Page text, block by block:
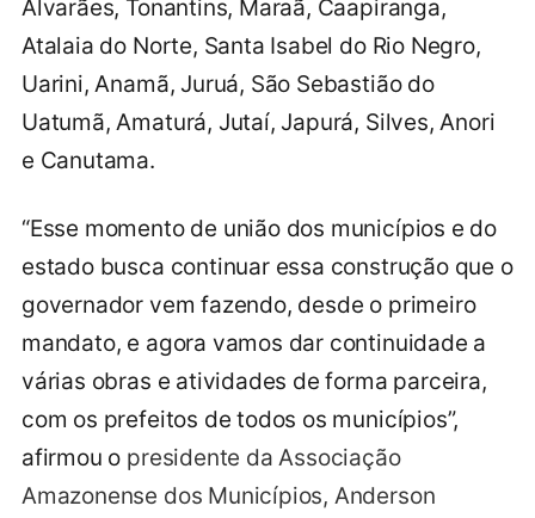
Alvarães, Tonantins, Maraã, Caapiranga,
Atalaia do Norte, Santa Isabel do Rio Negro,
Uarini, Anamã, Juruá, São Sebastião do
Uatumã, Amaturá, Jutaí, Japurá, Silves, Anori
e Canutama.
“Esse momento de união dos municípios e do
estado busca continuar essa construção que o
governador vem fazendo, desde o primeiro
mandato, e agora vamos dar continuidade a
várias obras e atividades de forma parceira,
com os prefeitos de todos os municípios”,
afirmou o presidente da Associação
Amazonense dos Municípios, Anderson